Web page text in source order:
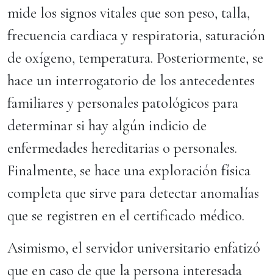
mide los signos vitales que son peso, talla,
frecuencia cardiaca y respiratoria, saturación
de oxígeno, temperatura. Posteriormente, se
hace un interrogatorio de los antecedentes
familiares y personales patológicos para
determinar si hay algún indicio de
enfermedades hereditarias o personales.
Finalmente, se hace una exploración física
completa que sirve para detectar anomalías
que se registren en el certificado médico.
Asimismo, el servidor universitario enfatizó
que en caso de que la persona interesada